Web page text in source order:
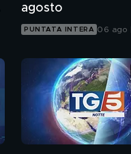
agosto
PUNTATA INTERA 06 ago